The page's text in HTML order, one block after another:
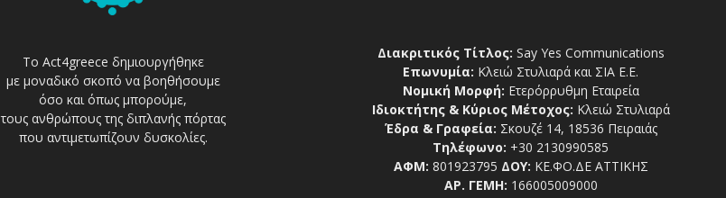
Το Act4greece δημιουργήθηκε
με μοναδικό σκοπό να βοηθήσουμε
όσο και όπως μπορούμε,
τους ανθρώπους της διπλανής πόρτας
που αντιμετωπίζουν δυσκολίες.
Διακριτικός Τίτλος: Say Yes Communications
Επωνυμία: Κλειώ Στυλιαρά και ΣΙΑ Ε.Ε.
Νομική Μορφή: Ετερόρρυθμη Εταιρεία
Ιδιοκτήτης & Κύριος Μέτοχος: Κλειώ Στυλιαρά
Έδρα & Γραφεία: Σκουζέ 14, 18536 Πειραιάς
Τηλέφωνο: +30 2130990585
ΑΦΜ: 801923795 ΔΟΥ: ΚΕ.ΦΟ.ΔΕ ΑΤΤΙΚΗΣ
ΑΡ. ΓΕΜΗ: 166005009000